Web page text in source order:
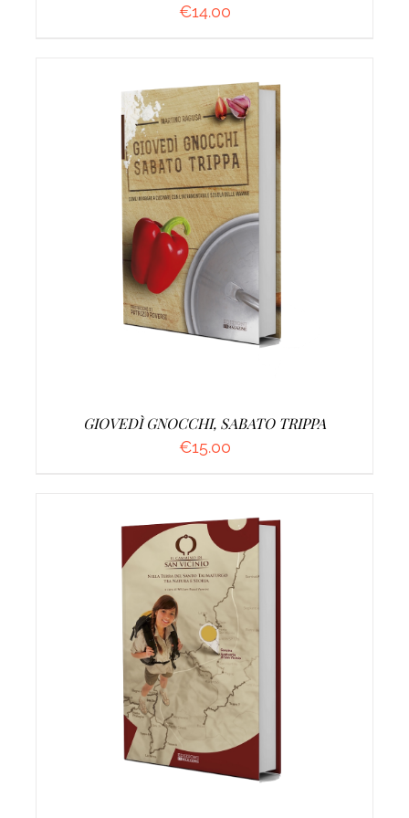
€14.00
AGGIUNGI AL CARRELLO /
GIOVEDÌ GNOCCHI, SABATO TRIPPA
€15.00
AGGIUNGI AL CARRELLO /